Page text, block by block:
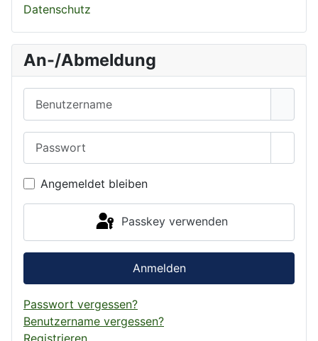
Datenschutz
An-/Abmeldung
Angemeldet bleiben
Passkey verwenden
Anmelden
Passwort vergessen?
Benutzername vergessen?
Registrieren